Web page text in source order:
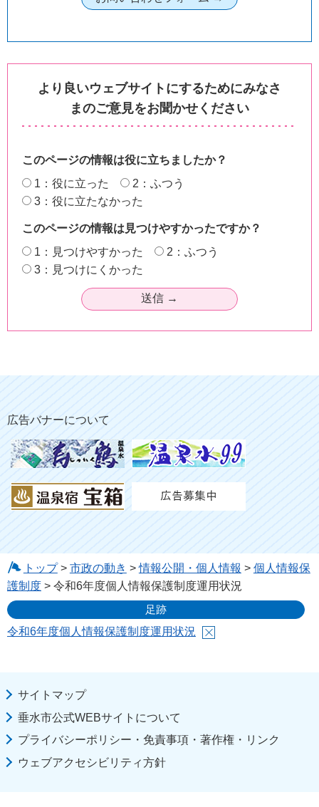
より良いウェブサイトにするためにみなさ
まのご意見をお聞かせください
このページの情報は役に立ちましたか？
1：役に立った
2：ふつう
3：役に立たなかった
このページの情報は見つけやすかったですか？
1：見つけやすかった
2：ふつう
3：見つけにくかった
広告バナーについて
トップ> 市政の動き >情報公開・個人情報 > 個人情報保
護制度 > 令和6年度個人情報保護制度運用状況
足跡
令和6年度個人情報保護制度運用状況
サイトマップ
垂水市公式WEBサイトについて
プライバシーポリシー・免責事項・著作権・リンク
ウェブアクセシビリティ方針